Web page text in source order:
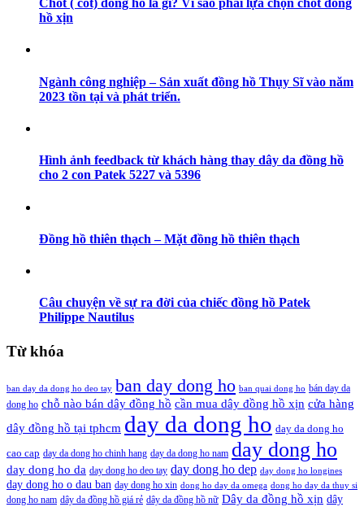
Chốt ( cốt) đồng hồ là gì? Vì sao phải lựa chọn chốt đồng
hồ xịn
Ngành công nghiệp – Sản xuất đồng hồ Thụy Sĩ vào năm
2023 tồn tại và phát triển.
Hình ảnh feedback từ khách hàng thay dây da đồng hồ
cho 2 con Patek 5227 và 5396
Đồng hồ thiên thạch – Mặt đồng hồ thiên thạch
Câu chuyện về sự ra đời của chiếc đồng hồ Patek
Philippe Nautilus
Từ khóa
ban day da dong ho deo tay ban day dong ho ban quai dong ho bán day da
dong ho chỗ nào bán dây đồng hồ cần mua dây đồng hồ xịn cửa hàng
dây đồng hồ tại tphcm day da dong ho day da dong ho
cao cap day da dong ho chinh hang day da dong ho nam day dong ho
day dong ho da day dong ho deo tay day dong ho dep day dong ho longines
day dong ho o dau ban day dong ho xin dong ho day da omega dong ho day da thuy si
dong ho nam dây da đồng hồ giá rẻ dây da đồng hồ nữ Dây da đồng hồ xịn dây